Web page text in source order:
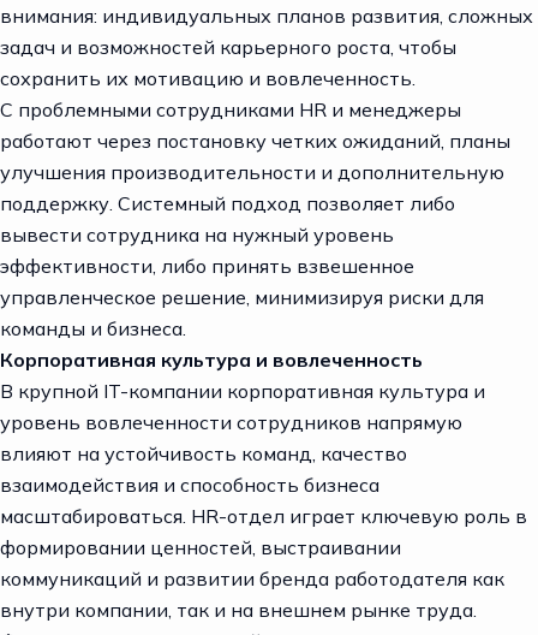
внимания: индивидуальных планов развития, сложных
задач и возможностей карьерного роста, чтобы
сохранить их мотивацию и вовлеченность.
С проблемными сотрудниками HR и менеджеры
работают через постановку четких ожиданий, планы
улучшения производительности и дополнительную
поддержку. Системный подход позволяет либо
вывести сотрудника на нужный уровень
эффективности, либо принять взвешенное
управленческое решение, минимизируя риски для
команды и бизнеса.
Корпоративная культура и вовлеченность
В крупной IT-компании корпоративная культура и
уровень вовлеченности сотрудников напрямую
влияют на устойчивость команд, качество
взаимодействия и способность бизнеса
масштабироваться. HR-отдел играет ключевую роль в
формировании ценностей, выстраивании
коммуникаций и развитии бренда работодателя как
внутри компании, так и на внешнем рынке труда.